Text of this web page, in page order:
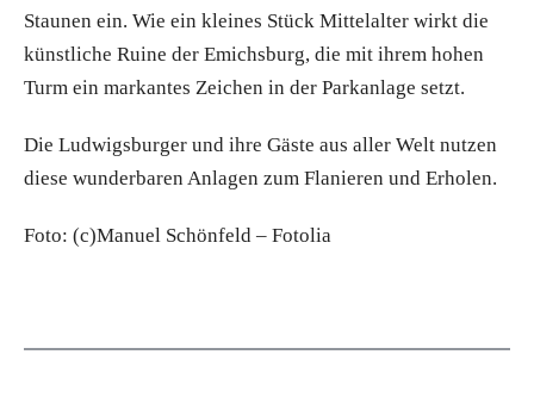
Staunen ein. Wie ein kleines Stück Mittelalter wirkt die
künstliche Ruine der Emichsburg, die mit ihrem hohen
Turm ein markantes Zeichen in der Parkanlage setzt.
Die Ludwigsburger und ihre Gäste aus aller Welt nutzen
diese wunderbaren Anlagen zum Flanieren und Erholen.
Foto: (c)Manuel Schönfeld – Fotolia